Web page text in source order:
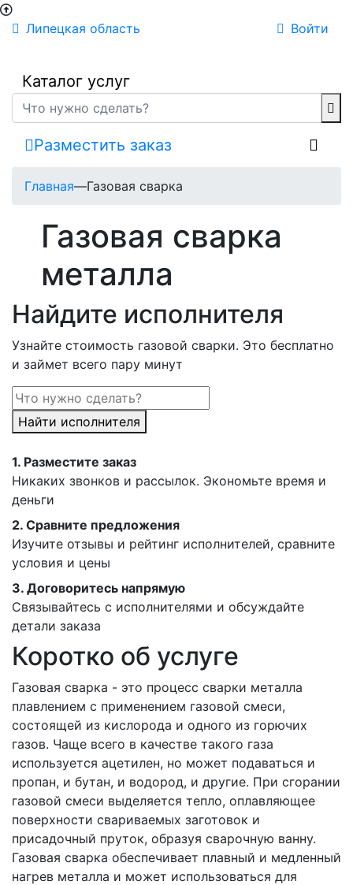
Липецкая область Войти
Каталог услуг
Разместить заказ
Главная—Газовая сварка
Газовая сварка
металла
Найдите исполнителя
Узнайте стоимость газовой сварки. Это бесплатно
и займет всего пару минут
Найти исполнителя
1. Разместите заказ
Никаких звонков и рассылок. Экономьте время и
деньги
2. Сравните предложения
Изучите отзывы и рейтинг исполнителей, сравните
условия и цены
3. Договоритесь напрямую
Связывайтесь с исполнителями и обсуждайте
детали заказа
Коротко об услуге
Газовая сварка - это процесс сварки металла
плавлением с применением газовой смеси,
состоящей из кислорода и одного из горючих
газов. Чаще всего в качестве такого газа
используется ацетилен, но может подаваться и
пропан, и бутан, и водород, и другие. При сгорании
газовой смеси выделяется тепло, оплавляющее
поверхности свариваемых заготовок и
присадочный пруток, образуя сварочную ванну.
Газовая сварка обеспечивает плавный и медленный
нагрев металла и может использоваться для